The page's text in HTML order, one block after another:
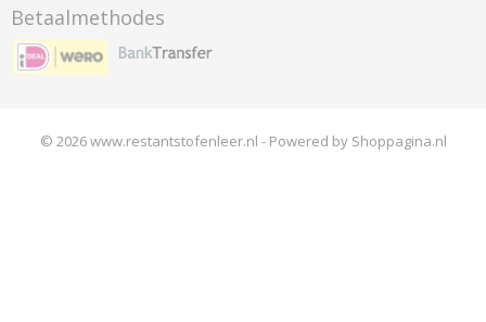
Betaalmethodes
© 2026 www.restantstofenleer.nl - Powered by Shoppagina.nl